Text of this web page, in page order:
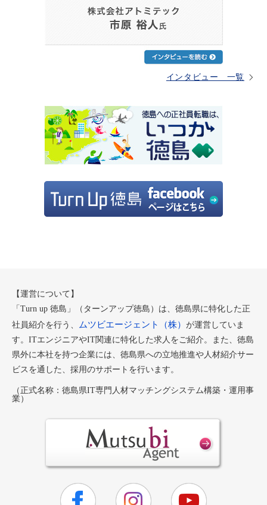
インタビュー 一覧
【運営について】
「Turn up 徳島」（ターンアップ徳島）は、徳島県に特化した正
社員紹介を行う、
ムツビエージェント（株） が運営していま
す。ITエンジニアやIT関連に特化した求人をご紹介。また、徳島
県外に本社を持つ企業には、徳島県への立地推進や人材紹介サー
ビスを通した、採用のサポートを行います。
（正式名称：徳島県IT専門人材マッチングシステム構築・運用事
業）